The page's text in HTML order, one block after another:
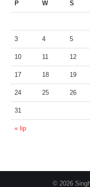
P W Ś
« lip
3 4 5
10 11 12
17 18 19
24 25 26
31
© 2026